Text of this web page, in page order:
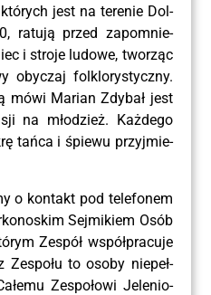
jest na tere­nie Dol­
ratu­ją przed zapo­mnie­
i stro­je ludo­we, two­rząc
oby­czaj folk­lo­ry­stycz­ny.
mówi Marian Zdy­bał jest
na mło­dzież. Każ­de­go
tań­ca i śpie­wu przyj­mie­
o kon­takt pod tele­fo­nem
Sej­mi­kiem Osób
Zespół współ­pra­cu­je
Zespo­łu to oso­by nie­peł­
Zespo­ło­wi Jele­nio­